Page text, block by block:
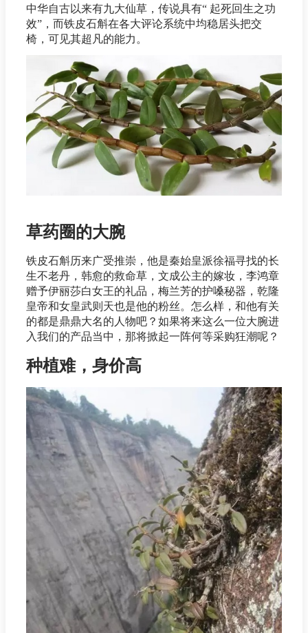
中华自古以来有九大仙草，传说具有“ 起死回生之功
效”，而铁皮石斛在各大评论系统中均稳居头把交
椅，可见其超凡的能力。
草药圈的大腕
铁皮石斛历来广受推崇，他是秦始皇派徐福寻找的长
生不老丹，韩愈的救命草，文成公主的嫁妆，李鸿章
赠予伊丽莎白女王的礼品，梅兰芳的护嗓秘器，乾隆
皇帝和女皇武则天也是他的粉丝。怎么样，和他有关
的都是鼎鼎大名的人物吧？如果将来这么一位大腕进
入我们的产品当中，那将掀起一阵何等采购狂潮呢？
种植难，身价高